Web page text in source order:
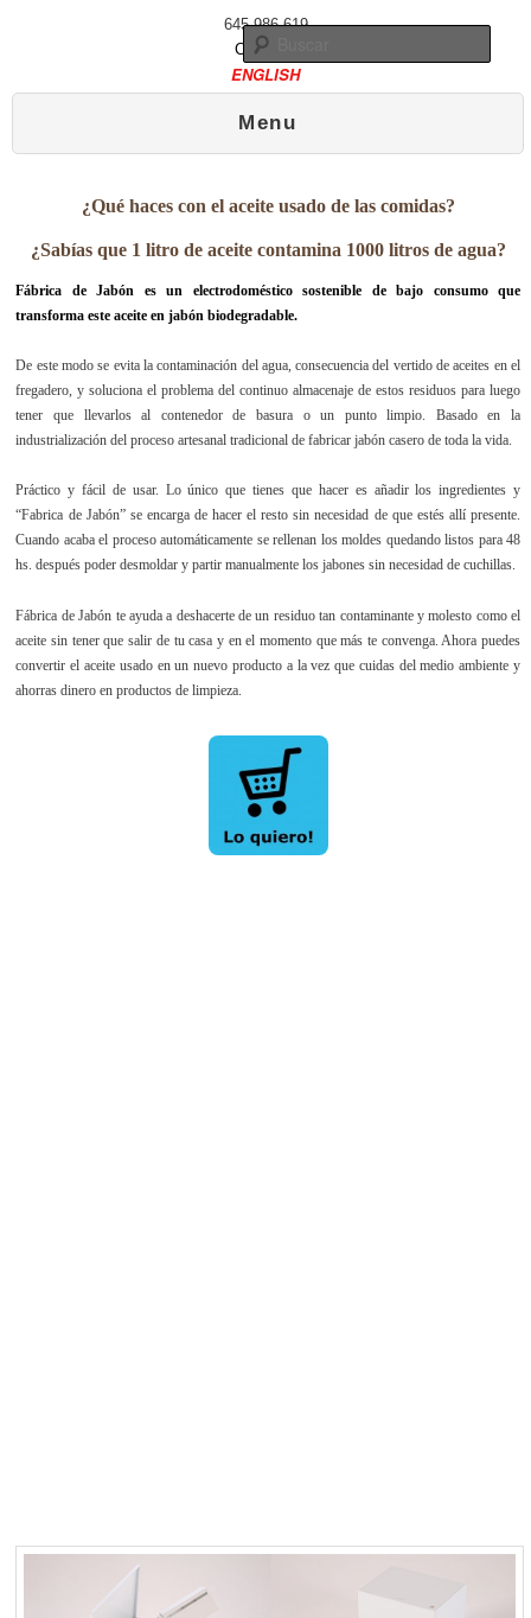
645 986 619
Contacto
ENGLISH
Menu
¿Qué haces con el aceite usado de las comidas?
¿Sabías que 1 litro de aceite contamina 1000 litros de agua?
Fábrica de Jabón es un electrodoméstico sostenible de bajo consumo que
transforma este aceite en jabón biodegradable.
De este modo se evita la contaminación del agua, consecuencia del vertido de aceites en el
fregadero, y soluciona el problema del continuo almacenaje de estos residuos para luego
tener que llevarlos al contenedor de basura o un punto limpio. Basado en la
industrialización del proceso artesanal tradicional de fabricar jabón casero de toda la vida.
Práctico y fácil de usar. Lo único que tienes que hacer es añadir los ingredientes y
“Fabrica de Jabón” se encarga de hacer el resto sin necesidad de que estés allí presente.
Cuando acaba el proceso automáticamente se rellenan los moldes quedando listos para 48
hs. después poder desmoldar y partir manualmente los jabones sin necesidad de cuchillas.
Fábrica de Jabón te ayuda a deshacerte de un residuo tan contaminante y molesto como el
aceite sin tener que salir de tu casa y en el momento que más te convenga. Ahora puedes
convertir el aceite usado en un nuevo producto a la vez que cuidas del medio ambiente y
ahorras dinero en productos de limpieza.